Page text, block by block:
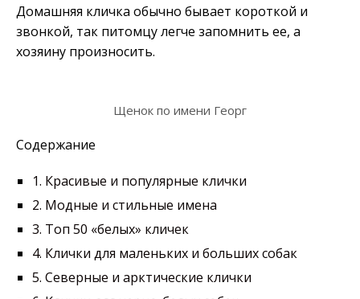
Домашняя кличка обычно бывает короткой и
звонкой, так питомцу легче запомнить ее, а
хозяину произносить.
Щенок по имени Георг
Содержание
1. Красивые и популярные клички
2. Модные и стильные имена
3. Топ 50 «белых» кличек
4. Клички для маленьких и больших собак
5. Северные и арктические клички